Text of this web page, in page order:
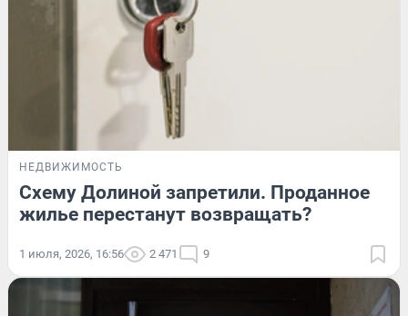
НЕДВИЖИМОСТЬ
Схему Долиной запретили. Проданное
жилье перестанут возвращать?
1 июля, 2026, 16:56 2 471 9